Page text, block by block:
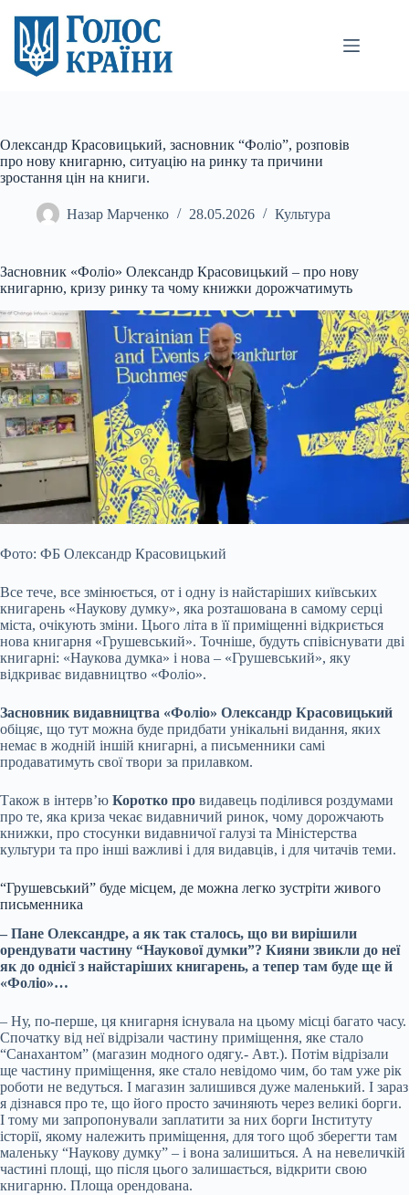
вмісту
Олександр Красовицький, засновник “Фоліо”, розповів
про нову книгарню, ситуацію на ринку та причини
зростання цін на книги.
Назар Марченко 28.05.2026 Культура
Засновник «Фоліо» Олександр Красовицький – про нову
книгарню, кризу ринку та чому книжки дорожчатимуть
Фото: ФБ Олександр Красовицький
Все тече, все змінюється, от і одну із найстаріших київських
книгарень «Наукову думку», яка розташована в самому серці
міста, очікують зміни. Цього літа в її приміщенні відкриється
нова книгарня «Грушевський». Точніше, будуть співіснувати дві
книгарні: «Наукова думка» і нова – «Грушевський», яку
відкриває видавництво «Фоліо».
Засновник видавництва «Фоліо» Олександр Красовицький
обіцяє, що тут можна буде придбати унікальні видання, яких
немає в жодній іншій книгарні, а письменники самі
продаватимуть свої твори за прилавком.
Також в інтерв’ю Коротко про видавець поділився роздумами
про те, яка криза чекає видавничий ринок, чому дорожчають
книжки, про стосунки видавничої галузі та Міністерства
культури та про інші важливі і для видавців, і для читачів теми.
“Грушевський” буде місцем, де можна легко зустріти живого
письменника
– Пане Олександре, а як так сталось, що ви вирішили
орендувати частину “Наукової думки”? Кияни звикли до неї
як до однієї з найстаріших книгарень, а тепер там буде ще й
«Фоліо»…
– Ну, по-перше, ця книгарня існувала на цьому місці багато часу.
Спочатку від неї відрізали частину приміщення, яке стало
“Санахантом” (магазин модного одягу.- Авт.). Потім відрізали
ще частину приміщення, яке стало невідомо чим, бо там уже рік
роботи не ведуться. І магазин залишився дуже маленький. І зараз
я дізнався про те, що його просто зачиняють через великі борги.
І тому ми запропонували заплатити за них борги Інституту
історії, якому належить приміщення, для того щоб зберегти там
маленьку “Наукову думку” – і вона залишиться. А на невеличкій
частині площі, що після цього залишається, відкрити свою
книгарню. Площа орендована.